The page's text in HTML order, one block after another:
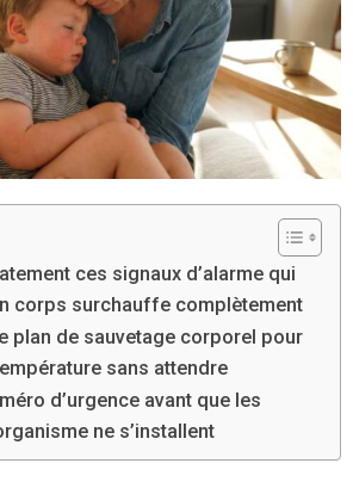
ces signaux d’alarme qui
corps surchauffe complètement
plan de sauvetage corporel pour
sans attendre
d’urgence avant que les
ne s’installent